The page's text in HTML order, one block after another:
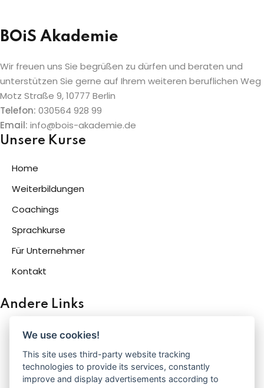
BOiS Akademie
Wir freuen uns Sie begrüßen zu dürfen und beraten und
unterstützen Sie gerne auf Ihrem weiteren beruflichen Weg
Motz Straße 9, 10777 Berlin
Telefon: 030564 928 99
Email: info@bois-akademie.de
Unsere Kurse
Home
Weiterbildungen
Coachings
Sprachkurse
Für Unternehmer
Kontakt
Andere Links
Kontakt
Datenschutzerklärung​
Impressum
We use cookies!
This site uses third-party website tracking
technologies to provide its services, constantly
improve and display advertisements according to